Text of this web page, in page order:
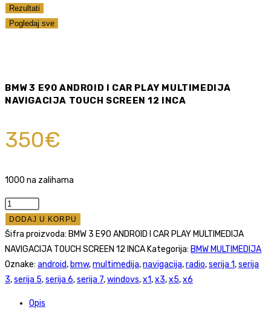
Rezultati
Pogledaj sve
BMW 3 E90 ANDROID I CAR PLAY MULTIMEDIJA
NAVIGACIJA TOUCH SCREEN 12 INCA
350€
1000 na zalihama
BMW
E90
ANDROID
I
CAR
MULTIMEDIJA
DODAJ U KORPU
Šifra proizvoda: BMW 3 E90 ANDROID I CAR PLAY MULTIMEDIJA
NAVIGACIJA TOUCH SCREEN 12 INCA Kategorija: BMW MULTIMEDIJA
Oznake: android, bmw,multimedija,navigacija,radio,serija 1,serija
3,serija 5,serija 6,serija 7,windovs,x1,x3,x5,x6
Opis